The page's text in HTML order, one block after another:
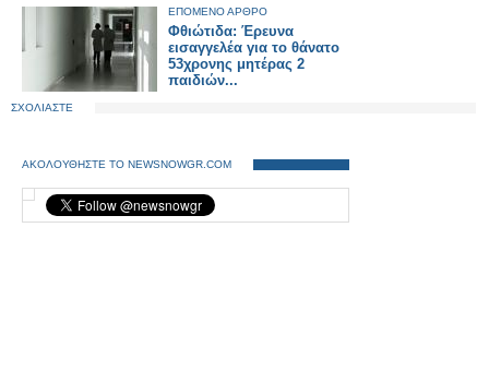
ΕΠΟΜΕΝΟ ΑΡΘΡΟ
Φθιώτιδα: Έρευνα
εισαγγελέα για το θάνατο
53χρονης μητέρας 2
παιδιών...
ΣΧΟΛΙΑΣΤΕ
ΑΚΟΛΟΥΘΗΣΤΕ ΤΟ NEWSNOWGR.COM